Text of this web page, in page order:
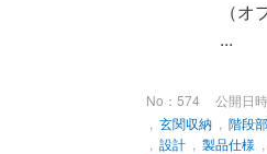
（
...
No：574 公開日
玄関収納, 階段
設計, 製品仕様,